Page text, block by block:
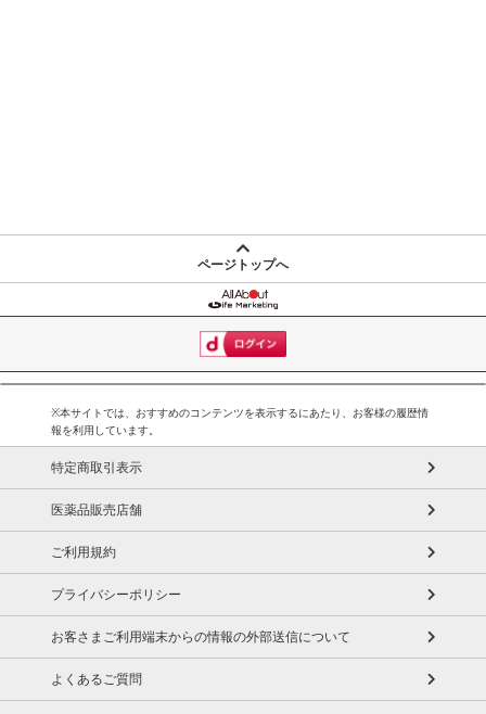
■その他共通および商品カテゴリー別注意事項（※必ずご確認くだ
さい）
こちらの情報は2026-07-09 14:08:36.0での情報となります。
ページトップへ
※本サイトでは、おすすめのコンテンツを表示するにあたり、お客様の履歴情
報を利用しています。
特定商取引表示
医薬品販売店舗
ご利用規約
プライバシーポリシー
お客さまご利用端末からの情報の外部送信について
よくあるご質問